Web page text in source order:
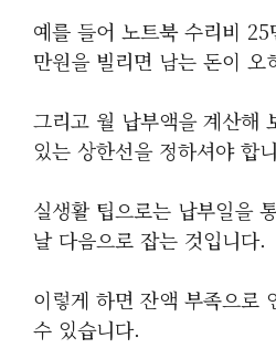
예를 들어 노트북 수리비
만원을 빌리면 남는 돈이 오
그리고 월 납부액을 계산해
있는 상한선을 정하셔야 합
실생활 팁으로는 납부일을
날 다음으로 잡는 것입니다.
이렇게 하면 잔액 부족으로
수 있습니다.